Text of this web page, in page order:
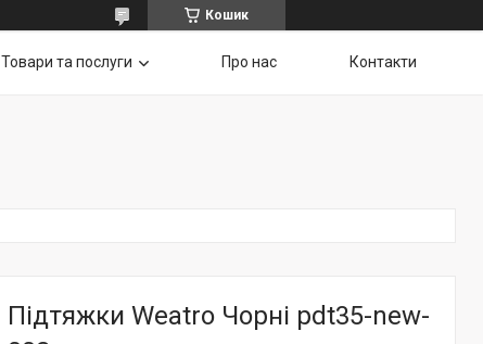
Кошик
Товари та послуги Про нас Контакти
Підтяжки Weatro Чорні pdt35-new-